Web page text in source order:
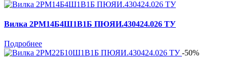
Вилка 2РМ14Б4Ш1В1Б ПЮЯИ.430424.026 ТУ
Подробнее
-50%